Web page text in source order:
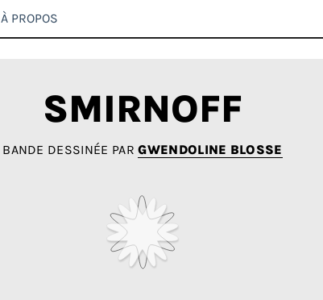
À PROPOS
SMIRNOFF
BANDE DESSINÉE PARGWENDOLINE BLOSSE